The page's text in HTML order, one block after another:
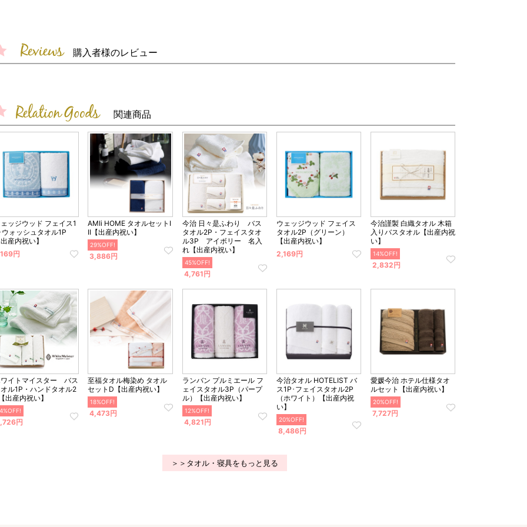
購入者様のレビュー
関連商品
ッジウッド フェイス1
ウォッシュタオル1P
産内祝い】
円
AMIi HOME タオルセットI
II【出産内祝い】
29%OFF!
3,886円
今治 日々是ふわり バス
タオル2P・フェイスタオ
ル3P アイボリー 名入
れ【出産内祝い】
45%OFF!
4,761円
ウェッジウッド フェイス
タオル2P（グリーン）
【出産内祝い】
2,169円
今治謹製 白織タオル 木箱
入りバスタオル【出産内祝
い】
14%OFF!
2,832円
イトマイスター バス
ル1P・ハンドタオル2
出産内祝い】
円
至福タオル梅染め タオル
セットD【出産内祝い】
18%OFF!
4,473円
ランバン プルミエール フ
ェイスタオル3P（パープ
ル）【出産内祝い】
12%OFF!
4,821円
今治タオル HOTELIST バ
ス1P･フェイスタオル2P
（ホワイト）【出産内祝
い】
20%OFF!
8,486円
愛媛今治 ホテル仕様タオ
ルセット【出産内祝い】
20%OFF!
7,727円
＞＞タオル・寝具をもっと見る